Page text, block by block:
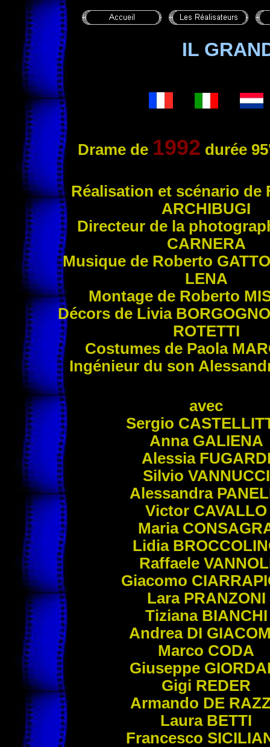
IL
Drame de 1992 durée
Réalisation et scénario de
ARCHIBUGI
Directeur de la
CARNERA
Musique de Roberto GATTO
LENA
Montage de Roberto
Décors de Livia
ROTETTI
Costumes de Paola
Ingénieur du son
avec
Sergio
Anna GALIENA
Alessia
Silvio VANNUCCI
Alessandra
Victor CAVALLO
Maria
Lidia
Raffaele
Giacomo
Lara PRANZONI
Tiziana BIANCHI
Andrea DI
Marco CODA
Giuseppe
Gigi REDER
Armando DE
Laura BETTI
Francesco